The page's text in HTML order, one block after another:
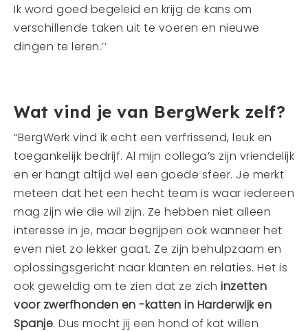
Ik word goed begeleid en krijg de kans om
verschillende taken uit te voeren en nieuwe
dingen te leren.’’
Wat vind je van BergWerk zelf?
“BergWerk vind ik echt een verfrissend, leuk en
toegankelijk bedrijf. Al mijn collega’s zijn vriendelijk
en er hangt altijd wel een goede sfeer. Je merkt
meteen dat het een hecht team is waar iedereen
mag zijn wie die wil zijn. Ze hebben niet alleen
interesse in je, maar begrijpen ook wanneer het
even niet zo lekker gaat. Ze zijn behulpzaam en
oplossingsgericht naar klanten en relaties. Het is
ook geweldig om te zien dat ze zich inzetten
voor zwerfhonden en -katten in Harderwijk en
Spanje. Dus mocht jij een hond of kat willen